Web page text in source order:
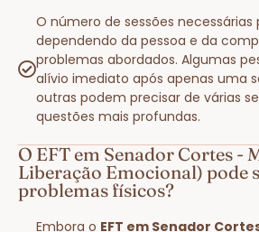
O número de sessões necessárias
dependendo da pessoa e da
problemas abordados. Algumas
alívio imediato após apenas uma
outras podem precisar de várias
questões mais profundas.
O EFT em Senador Cortes -
Liberação Emocional) pode
problemas físicos?
Embora o EFT em Senador